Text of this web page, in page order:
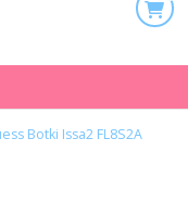
Botki Issa2 FL8S2A